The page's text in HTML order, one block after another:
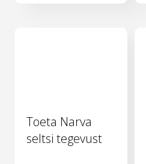
Toeta Narva
seltsi tegevust